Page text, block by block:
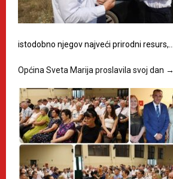
istodobno njegov najveći prirodni resurs,…
Općina Sveta Marija proslavila svoj dan →